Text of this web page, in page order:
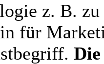
z. B.
für